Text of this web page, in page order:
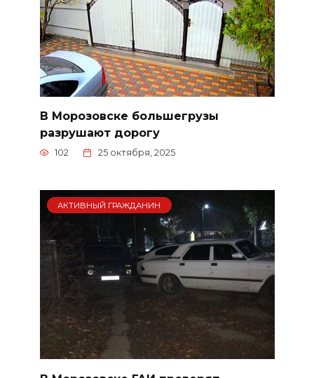
В Морозовске большегрузы
разрушают дорогу
102 25 октября, 2025
АКТИВНЫЙ ГРАЖДАНИН